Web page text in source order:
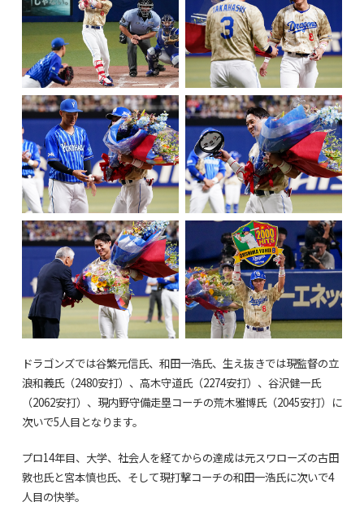
ドラゴンズでは谷繁元信氏、和田一浩氏、生え抜きでは現監督の立
浪和義氏（2480安打）、高木守道氏（2274安打）、谷沢健一氏
（2062安打）、現内野守備走塁コーチの荒木雅博氏（2045安打）に
次いで5人目となります。
プロ14年目、大学、社会人を経てからの達成は元スワローズの古田
敦也氏と宮本慎也氏、そして現打撃コーチの和田一浩氏に次いで4
人目の快挙。